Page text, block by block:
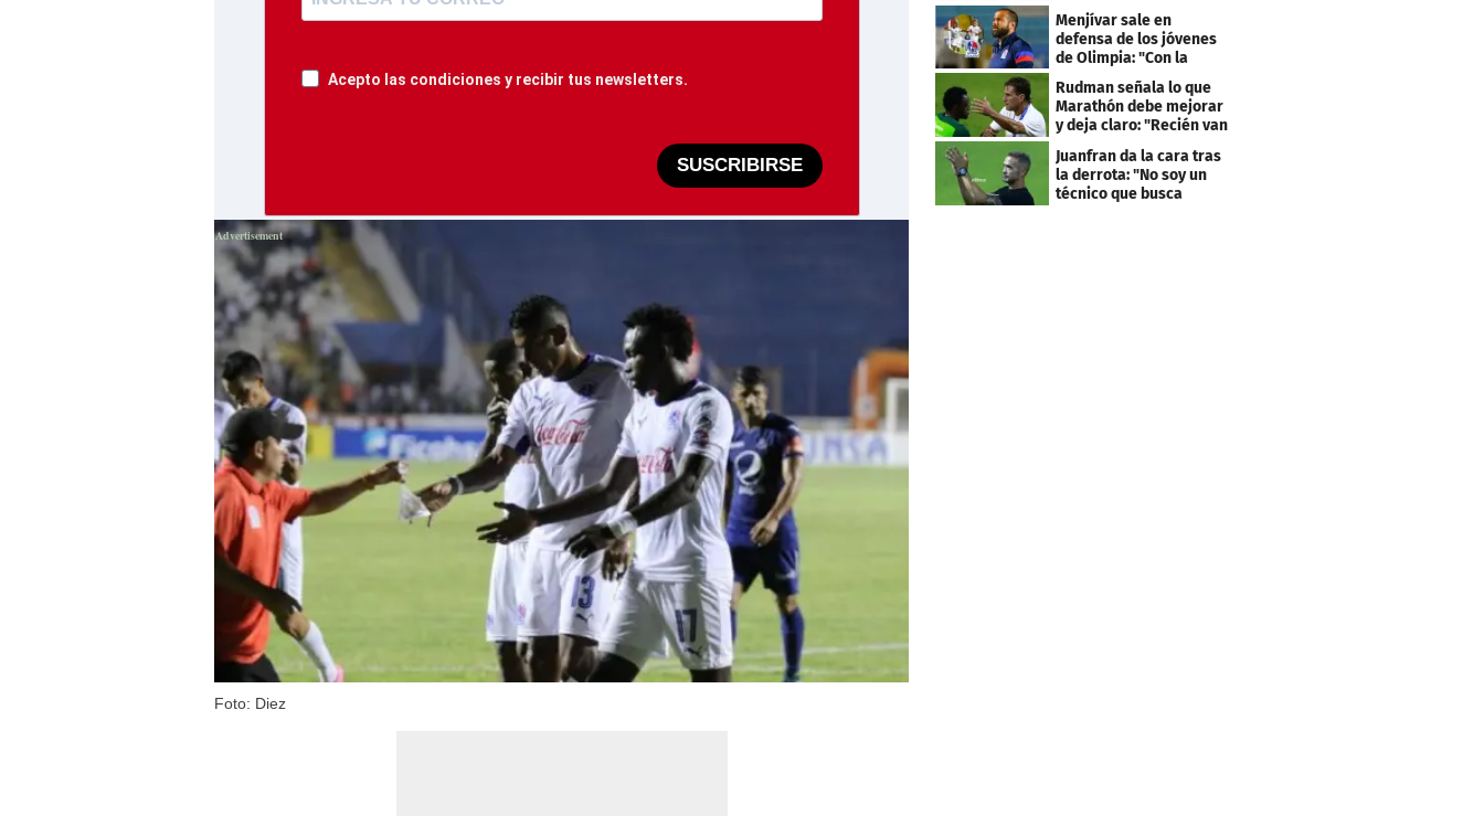
Acepto las condiciones y recibir tus newsletters.
SUSCRIBIRSE
Foto: Diez
Menjívar sale en
defensa de los jóvenes
de Olimpia: "Con la
gente no se queda bien"
Rudman señala lo que
Marathón debe mejorar
y deja claro: "Recién van
Juanfran da la cara tras
la derrota: "No soy un
técnico que busca